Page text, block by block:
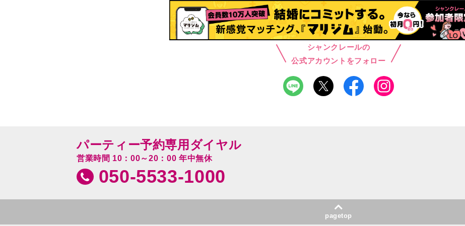
シャンクレールの
公式アカウントをフォロー
パーティー予約専用ダイヤル
営業時間 10：00～20：00 年中無休
050-5533-1000
pagetop